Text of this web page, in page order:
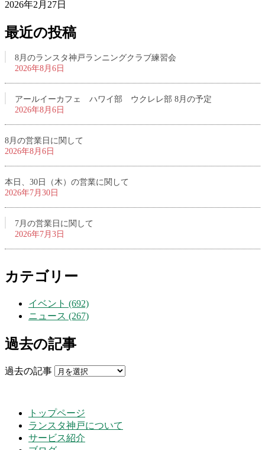
2026年2月27日
最近の投稿
8月のランスタ神戸ランニングクラブ練習会
2026年8月6日
アールイーカフェ ハワイ部 ウクレレ部 8月の予定
2026年8月6日
8月の営業日に関して
2026年8月6日
本日、30日（木）の営業に関して
2026年7月30日
7月の営業日に関して
2026年7月3日
カテゴリー
イベント (692)
ニュース (267)
過去の記事
過去の記事
トップページ
ランスタ神戸について
サービス紹介